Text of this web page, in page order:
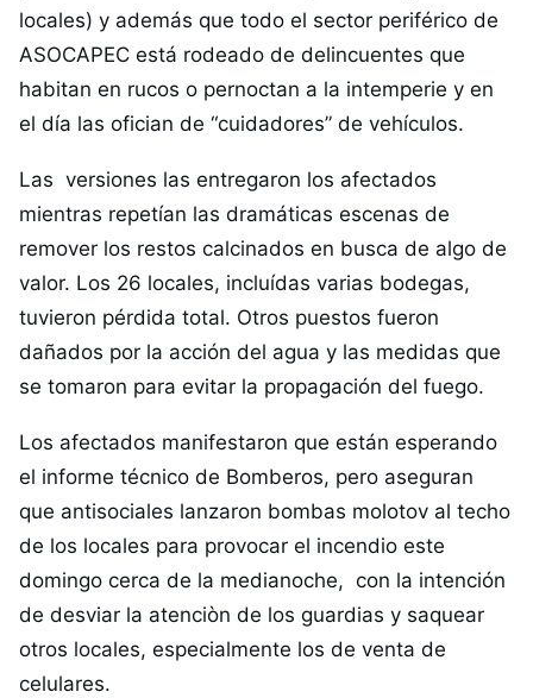
locales) y además que todo el sector periférico de
ASOCAPEC está rodeado de delincuentes que
habitan en rucos o pernoctan a la intemperie y en
el día las ofician de “cuidadores” de vehículos.
Las versiones las entregaron los afectados
mientras repetían las dramáticas escenas de
remover los restos calcinados en busca de algo de
valor. Los 26 locales, incluídas varias bodegas,
tuvieron pérdida total. Otros puestos fueron
dañados por la acción del agua y las medidas que
se tomaron para evitar la propagación del fuego.
Los afectados manifestaron que están esperando
el informe técnico de Bomberos, pero aseguran
que antisociales lanzaron bombas molotov al techo
de los locales para provocar el incendio este
domingo cerca de la medianoche, con la intención
de desviar la atenciòn de los guardias y saquear
otros locales, especialmente los de venta de
celulares.